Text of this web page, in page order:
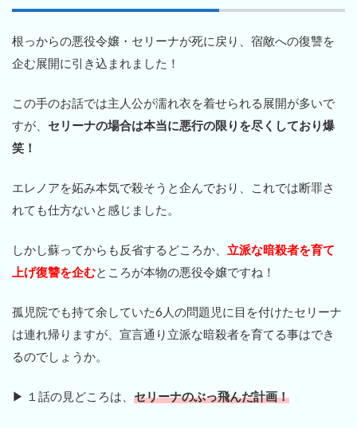
根っからの悪役令嬢・セリーナが死に戻り、宿敵への復讐を
企む展開に引き込まれました！
この手のお話では主人公が濡れ衣を着せられる展開が多いで
すが、 セリーナの場合は本当に悪行の限りを尽くしており爆
笑！
エレノアを妬み本気で殺そうと企んでおり、これでは断罪さ
れても仕方ないと感じました。
しかし蘇ってからも反省するどころか、 立派な暗殺者を育て
上げ復讐を企むところが本物の悪役令嬢ですね！
孤児院でも持て余していた6人の問題児に目を付けたセリーナ
は連れ帰りますが、宣言通り立派な暗殺者を育てる事はでき
るのでしょうか。
▶ １話の見どころは、 セリーナのぶっ飛んだ計画！